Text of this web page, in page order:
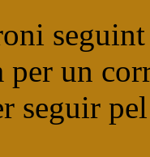
per un
seguir